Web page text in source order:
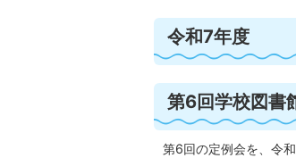
令和7年度
第6回学校図書
第6回の定例会を、令